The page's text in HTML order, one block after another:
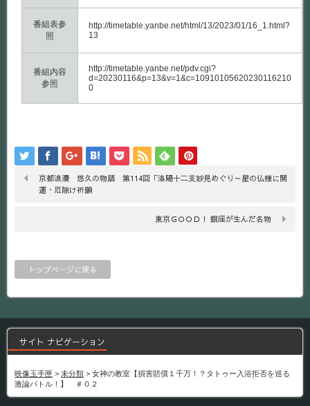
番組表参
照
http://timetable.yanbe.net/html/13/2023/01/16_1.html?
13
番組内容
参照
http://timetable.yanbe.net/pdv.cgi?
d=20230116&p=13&v=1&c=10910105620230116210
0
京都浪漫 悠久の物語 第114回「洛陽十二支妙見めぐり～星の仏様に開
運・厄除け祈願
東京ＧＯＯＤ！ 銀座が生んだ名物
トップページに戻る
サイト ナビゲーション
映像玉手匣 > 未分類 > 女神の教室【損害賠償１千万！？タトゥー入浴拒否を巡る
激論バトル！】 ＃０２